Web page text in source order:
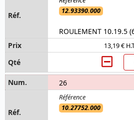
12.93390.000
ROULEMENT 10.19.5
13,19 €
26
10.27752.000